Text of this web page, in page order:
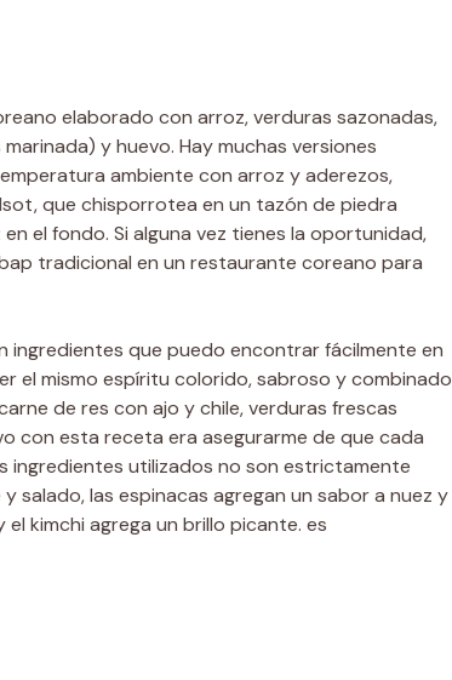
elaborado con arroz, verduras sazonadas,
y huevo. Hay muchas versiones
ambiente con arroz y aderezos,
que chisporrotea en un tazón de piedra
el fondo. Si alguna vez tienes la oportunidad,
tradicional en un restaurante coreano para
ingredientes que puedo encontrar fácilmente en
el mismo espíritu colorido, sabroso y combinado
de res con ajo y chile, verduras frescas
con esta receta era asegurarme de que cada
ingredientes utilizados no son estrictamente
salado, las espinacas agregan un sabor a nuez y
kimchi agrega un brillo picante. es